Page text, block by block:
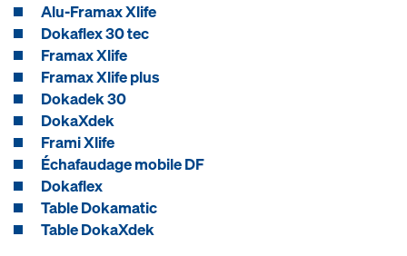
Alu-Framax Xlife
Dokaflex 30 tec
Framax Xlife
Framax Xlife plus
Dokadek 30
DokaXdek
Frami Xlife
Échafaudage mobile DF
Dokaflex
Table Dokamatic
Table DokaXdek